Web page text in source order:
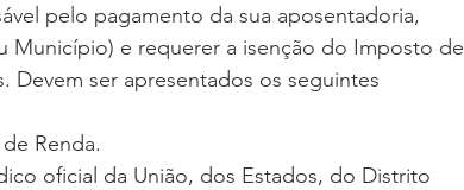
pelo pagamento da sua aposentadoria,
Município) e requerer a isenção do Imposto de
Devem ser apresentados os seguintes
Renda.
oficial da União, dos Estados, do Distrito